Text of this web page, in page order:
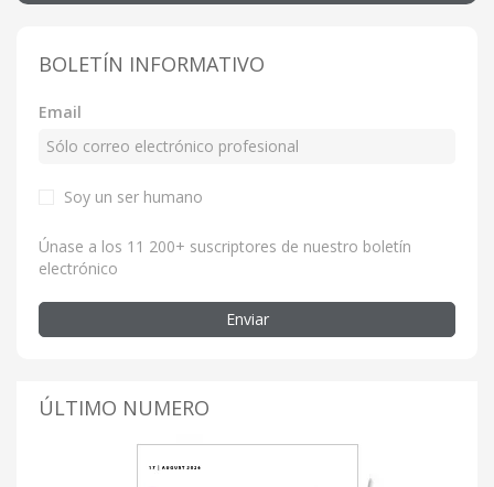
BOLETÍN INFORMATIVO
Email
Soy un ser humano
Únase a los 11 200+ suscriptores de nuestro boletín
electrónico
Enviar
ÚLTIMO NUMERO